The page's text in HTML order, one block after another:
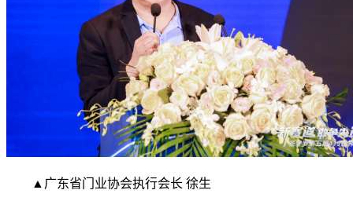
▲广东省门业协会执行会长 徐生